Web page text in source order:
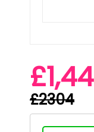
£2304